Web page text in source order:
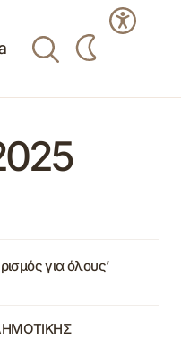
για όλους’